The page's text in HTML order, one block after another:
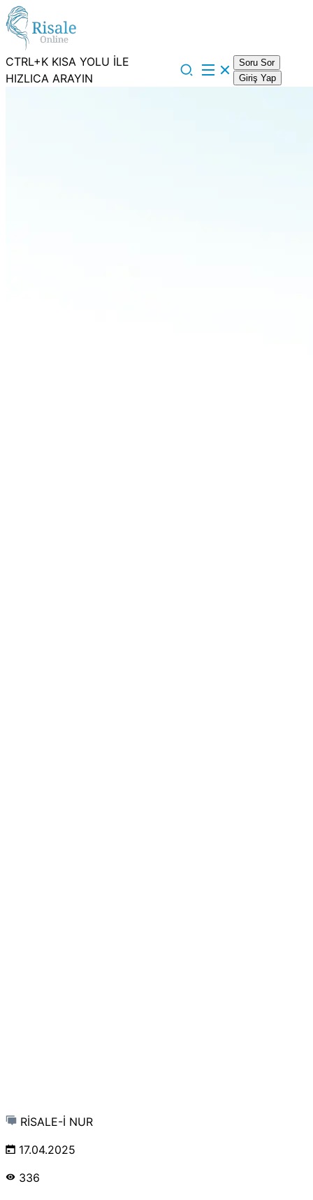
CTRL+K KISA YOLU İLE
HIZLICA ARAYIN
Soru Sor
Giriş Yap
RİSALE-İ NUR
17.04.2025
336